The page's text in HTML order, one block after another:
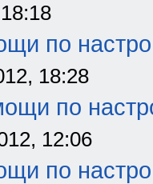
по
18:28
по
12:06
по